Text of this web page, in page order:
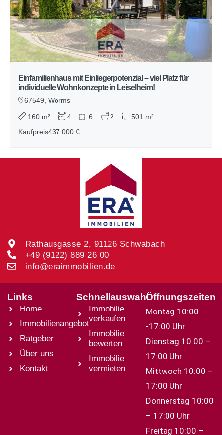
Einfamilienhaus mit Einliegerpotenzial – viel Platz für
individuelle Wohnkonzepte in Leiselheim!
67549, Worms
160 m² 4 6 2
501 m²
Kaufpreis437.000 €
Rathausgasse 2, 91126 Schwabach
+49 (9122) 889 26 00
info@eraimmobilien.de
Links
Home
Immobilienangebot
Ratgeber
Über uns
Kontakt
Schnellauswahl
Immobilie
verkaufen
Immobilie
bewerten
Immobilie
vermieten
Öffnungszeiten
Montag 10:00
-17:00 Uhr
Dienstag 10:00 –
17:00 Uhr
Mittwoch 10:00 –
17:00 Uhr
Donnerstag 10:00
– 17:00 Uhr
Freitag 10:00 –